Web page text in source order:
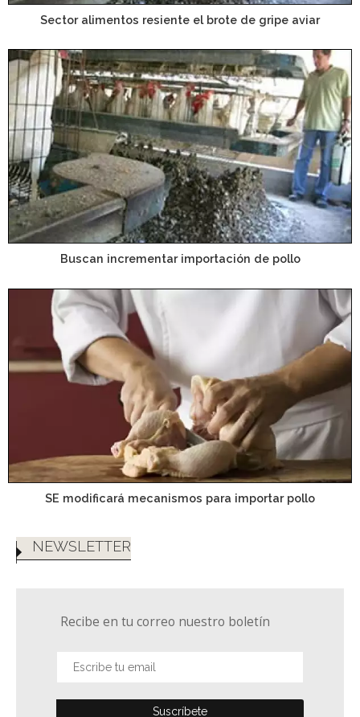
Sector alimentos resiente el brote de gripe aviar
Buscan incrementar importación de pollo
SE modificará mecanismos para importar pollo
NEWSLETTER
Recibe en tu correo nuestro boletín